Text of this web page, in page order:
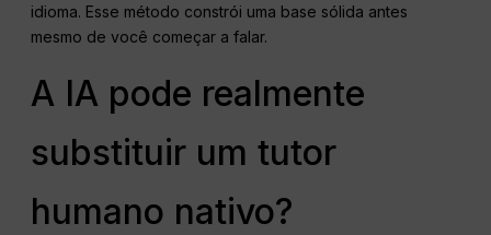
idioma. Esse método constrói uma base sólida antes
mesmo de você começar a falar.
A IA pode realmente
substituir um tutor
humano nativo?